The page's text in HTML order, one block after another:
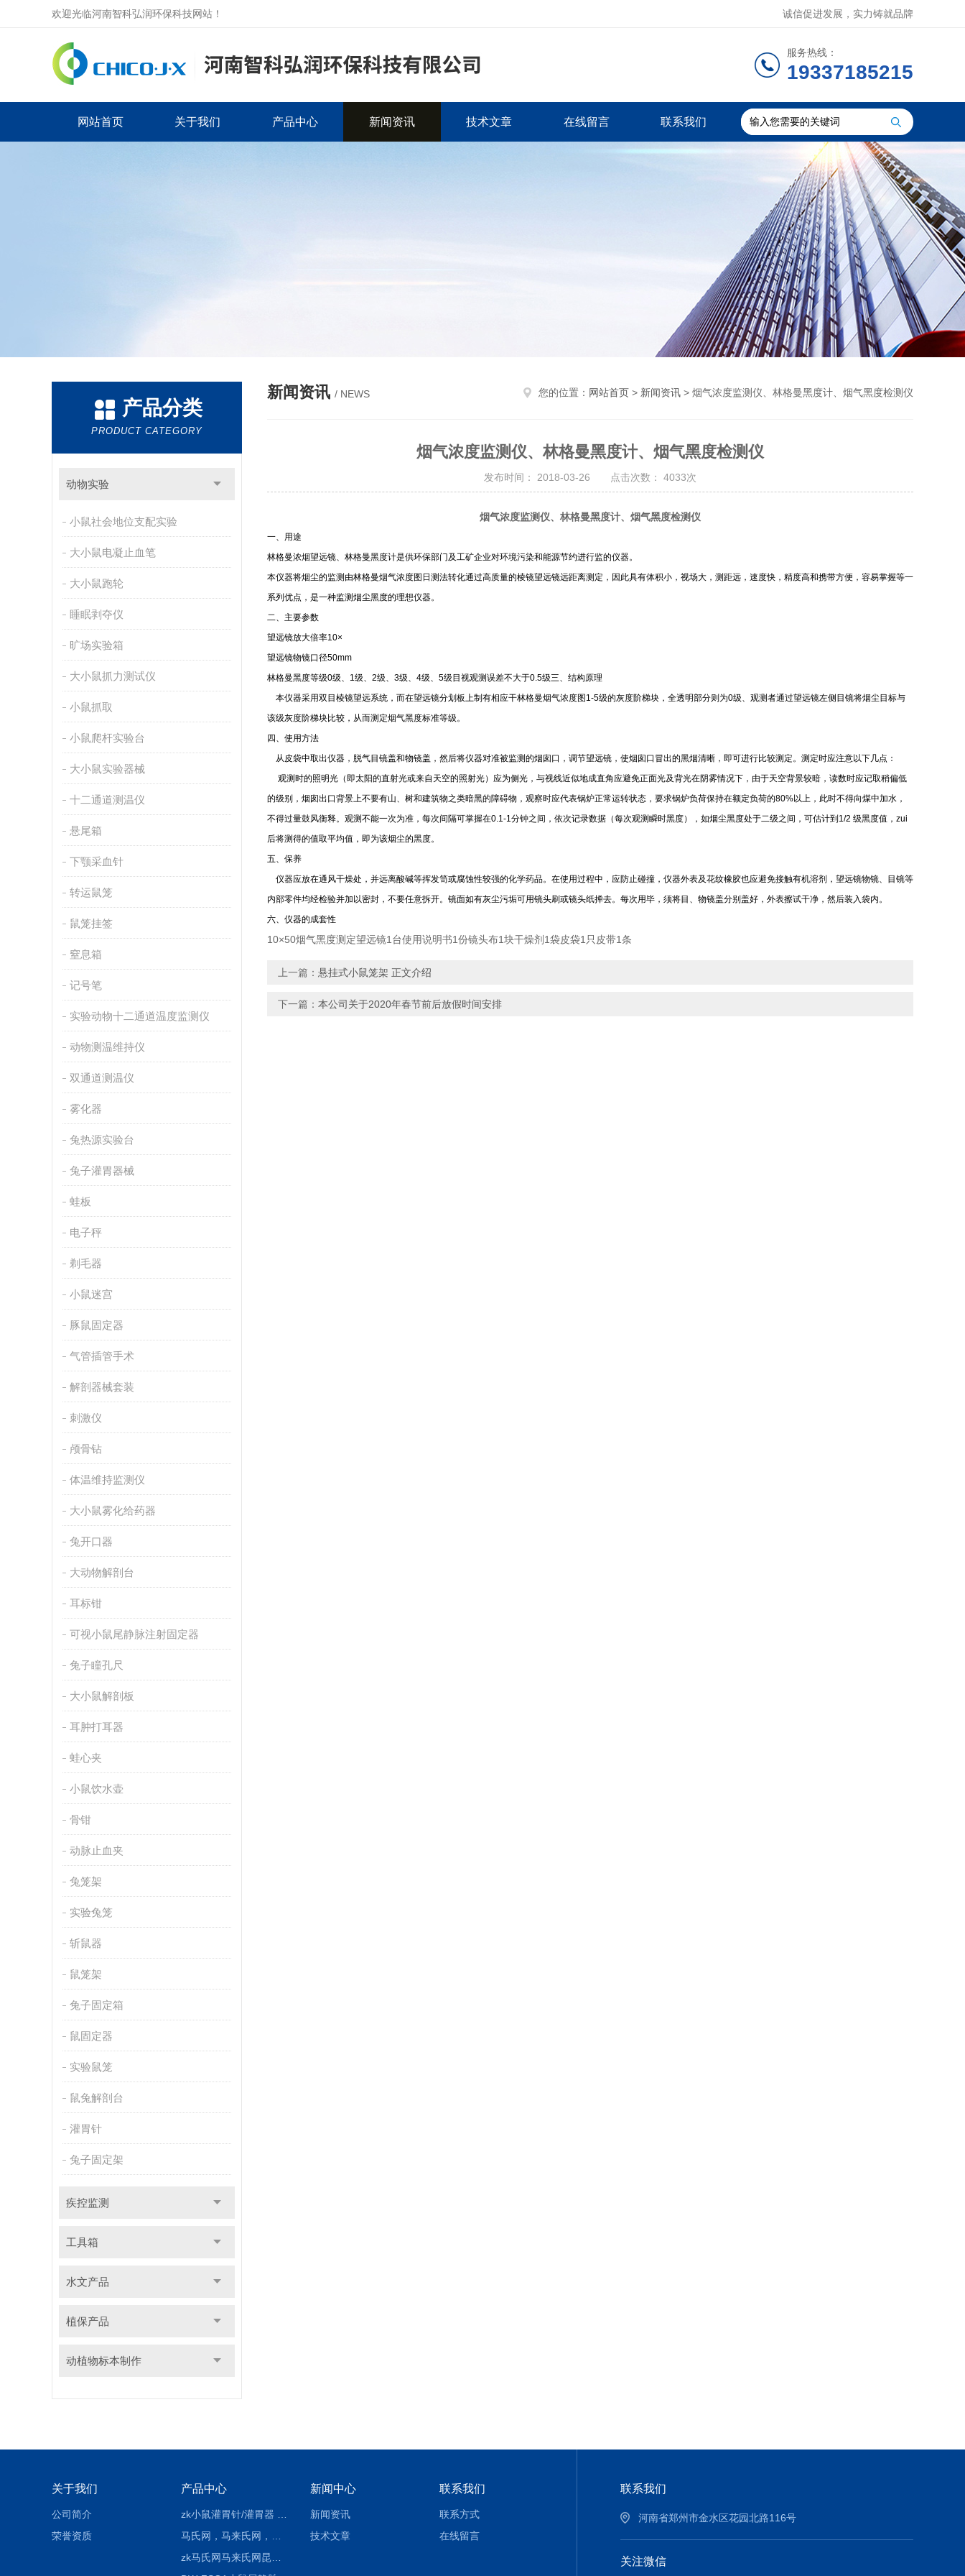
欢迎光临河南智科弘润环保科技网站！ 诚信促进发展，实力铸就品牌
服务热线：
19337185215
网站首页 关于我们 产品中心 新闻资讯 技术文章 在线留言 联系我们
产品分类
PRODUCT CATEGORY
动物实验
小鼠社会地位支配实验
大小鼠电凝止血笔
大小鼠跑轮
睡眠剥夺仪
旷场实验箱
大小鼠抓力测试仪
小鼠抓取
小鼠爬杆实验台
大小鼠实验器械
十二通道测温仪
悬尾箱
下颚采血针
转运鼠笼
鼠笼挂签
窒息箱
记号笔
实验动物十二通道温度监测仪
动物测温维持仪
双通道测温仪
雾化器
兔热源实验台
兔子灌胃器械
蛙板
电子秤
剃毛器
小鼠迷宫
豚鼠固定器
气管插管手术
解剖器械套装
刺激仪
颅骨钻
体温维持监测仪
大小鼠雾化给药器
兔开口器
大动物解剖台
耳标钳
可视小鼠尾静脉注射固定器
兔子瞳孔尺
大小鼠解剖板
耳肿打耳器
蛙心夹
小鼠饮水壶
骨钳
动脉止血夹
兔笼架
实验兔笼
斩鼠器
鼠笼架
兔子固定箱
鼠固定器
实验鼠笼
鼠兔解剖台
灌胃针
兔子固定架
疾控监测
工具箱
水文产品
植保产品
动植物标本制作
新闻资讯 / NEWS 您的位置： 网站首页 > 新闻资讯 > 烟气浓度监测仪、林格曼黑度计、烟气黑度检测仪
烟气浓度监测仪、林格曼黑度计、烟气黑度检测仪
发布时间： 2018-03-26 点击次数： 4033次
烟气浓度监测仪、林格曼黑度计、烟气黑度检测仪
一、用途
林格曼浓烟望远镜、林格曼黑度计是供环保部门及工矿企业对环境污染和能源节约进行监的仪器。
本仪器将烟尘的监测由林格曼烟气浓度图日测法转化通过高质量的棱镜望远镜远距离测定，因此具有体积小，视场大，测距远，速度快，精度高和携带方便，容易掌握等一
系列优点，是一种监测烟尘黑度的理想仪器。
二、主要参数
望远镜放大倍率10×
望远镜物镜口径50mm
林格曼黑度等级0级、1级、2级、3级、4级、5级目视观测误差不大于0.5级三、结构原理
本仪器采用双目棱镜望远系统，而在望远镜分划板上制有相应干林格曼烟气浓度图1-5级的灰度阶梯块，全透明部分则为0级、观测者通过望远镜左侧目镜将烟尘目标与
该级灰度阶梯块比较，从而测定烟气黑度标准等级。
四、使用方法
从皮袋中取出仪器，脱气目镜盖和物镜盖，然后将仪器对准被监测的烟囱口，调节望远镜，使烟囱口冒出的黑烟清晰，即可进行比较测定。测定时应注意以下几点：
观测时的照明光（即太阳的直射光或来自天空的照射光）应为侧光，与视线近似地成直角应避免正面光及背光在阴雾情况下，由于天空背景较暗，读数时应记取稍偏低
的级别，烟囱出口背景上不要有山、树和建筑物之类暗黑的障碍物，观察时应代表锅炉正常运转状态，要求锅炉负荷保持在额定负荷的80%以上，此时不得向煤中加水，
不得过量鼓风衡释。观测不能一次为准，每次间隔可掌握在0.1-1分钟之间，依次记录数据（每次观测瞬时黑度），如烟尘黑度处于二级之间，可估计到1/2 级黑度值，zui
后将测得的值取平均值，即为该烟尘的黑度。
五、保养
仪器应放在通风干燥处，并远离酸碱等挥发笥或腐蚀性较强的化学药品。在使用过程中，应防止碰撞，仪器外表及花纹橡胶也应避免接触有机溶剂，望远镜物镜、目镜等
内部零件均经检验并加以密封，不要任意拆开。镜面如有灰尘污垢可用镜头刷或镜头纸掸去。每次用毕，须将目、物镜盖分别盖好，外表擦试干净，然后装入袋内。
六、仪器的成套性
10×50烟气黑度测定望远镜1台使用说明书1份镜头布1块干燥剂1袋皮袋1只皮带1条
上一篇： 悬挂式小鼠笼架 正文介绍
下一篇： 本公司关于2020年春节前后放假时间安排
关于我们
公司简介
荣誉资质
产品中心 新闻中心
新闻资讯
技术文章
联系我们
联系方式
在线留言
联系我们
河南省郑州市金水区花园北路116号
关注微信